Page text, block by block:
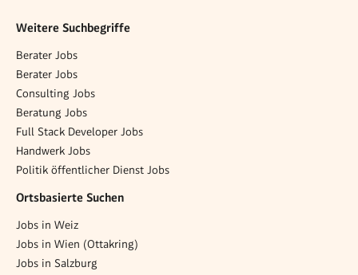
Weitere Suchbegriffe
Berater Jobs
Berater Jobs
Consulting Jobs
Beratung Jobs
Full Stack Developer Jobs
Handwerk Jobs
Politik öffentlicher Dienst Jobs
Ortsbasierte Suchen
Jobs in Weiz
Jobs in Wien (Ottakring)
Jobs in Salzburg